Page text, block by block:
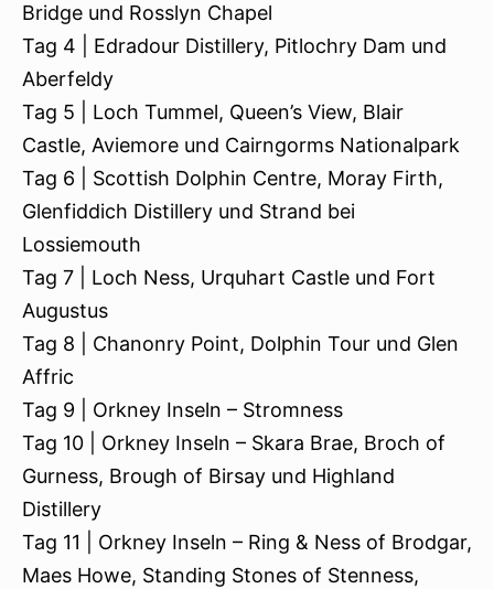
Bridge und Rosslyn Chapel
Tag 4 | Edradour Distillery, Pitlochry Dam und
Aberfeldy
Tag 5 | Loch Tummel, Queen’s View, Blair
Castle, Aviemore und Cairngorms Nationalpark
Tag 6 | Scottish Dolphin Centre, Moray Firth,
Glenfiddich Distillery und Strand bei
Lossiemouth
Tag 7 | Loch Ness, Urquhart Castle und Fort
Augustus
Tag 8 | Chanonry Point, Dolphin Tour und Glen
Affric
Tag 9 | Orkney Inseln – Stromness
Tag 10 | Orkney Inseln – Skara Brae, Broch of
Gurness, Brough of Birsay und Highland
Distillery
Tag 11 | Orkney Inseln – Ring & Ness of Brodgar,
Maes Howe, Standing Stones of Stenness,